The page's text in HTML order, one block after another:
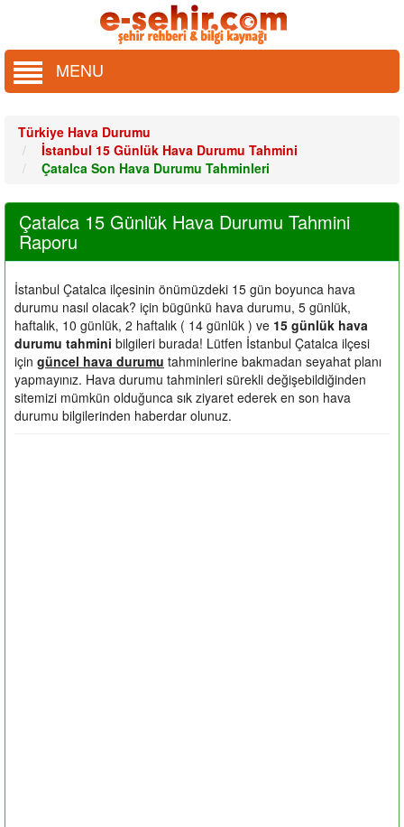
MENU
Türkiye Hava Durumu
İstanbul 15 Günlük Hava Durumu Tahmini
Çatalca Son Hava Durumu Tahminleri
Çatalca 15 Günlük Hava Durumu Tahmini
Raporu
İstanbul Çatalca ilçesinin önümüzdeki 15 gün boyunca hava
durumu nasıl olacak? için bügünkü hava durumu, 5 günlük,
haftalık, 10 günlük, 2 haftalık ( 14 günlük ) ve 15 günlük hava
durumu tahmini bilgileri burada! Lütfen İstanbul Çatalca ilçesi
için güncel hava durumu tahminlerine bakmadan seyahat planı
yapmayınız. Hava durumu tahminleri sürekli değişebildiğinden
sitemizi mümkün olduğunca sık ziyaret ederek en son hava
durumu bilgilerinden haberdar olunuz.